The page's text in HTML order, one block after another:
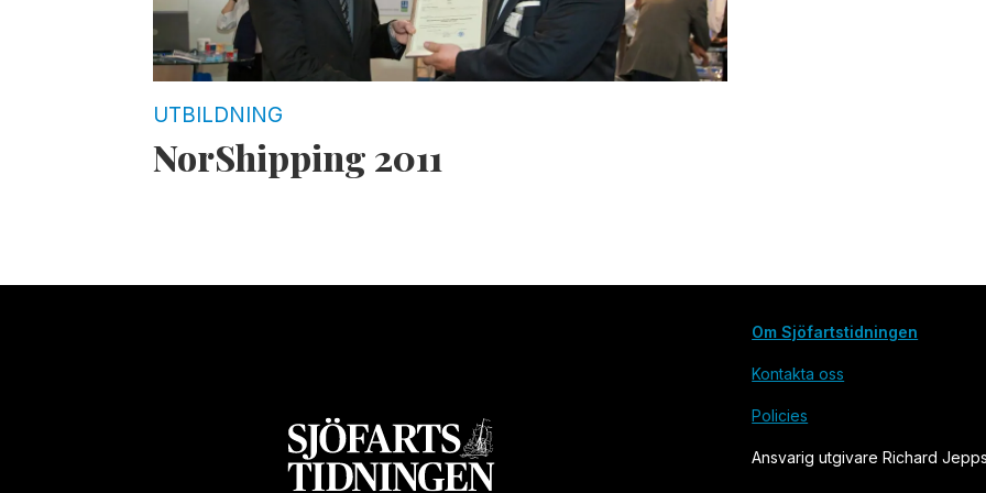
UTBILDNING
NorShipping 2011
Om Sjöfartstidningen
Kontakta oss
Policies
Ansvarig utgivare Richard